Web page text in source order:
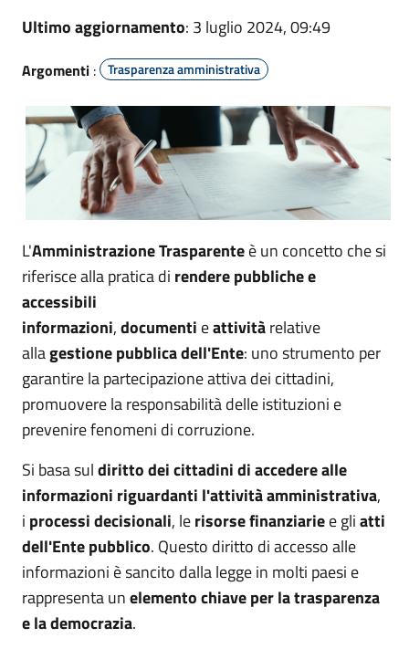
Ultimo aggiornamento: 3 luglio 2024, 09:49
Argomenti : Trasparenza amministrativa
L'Amministrazione Trasparenteè un concetto che si
riferisce alla pratica di rendere pubbliche e
accessibili
informazioni,documenti eattivitàrelative
allagestione pubblica dell'Ente: uno strumento per
garantire la partecipazione attiva dei cittadini,
promuovere la responsabilità delle istituzioni e
prevenire fenomeni di corruzione.
Si basa suldiritto dei cittadini di accedere alle
informazioni riguardanti l'attività amministrativa,
i processi decisionali, lerisorse finanziariee gliatti
dell'Ente pubblico. Questo diritto di accesso alle
informazioni è sancito dalla legge in molti paesi e
rappresenta unelemento chiave per la trasparenza
e la democrazia.